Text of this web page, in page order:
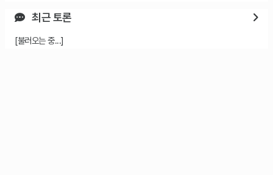
최근 토론
[불러오는 중...]